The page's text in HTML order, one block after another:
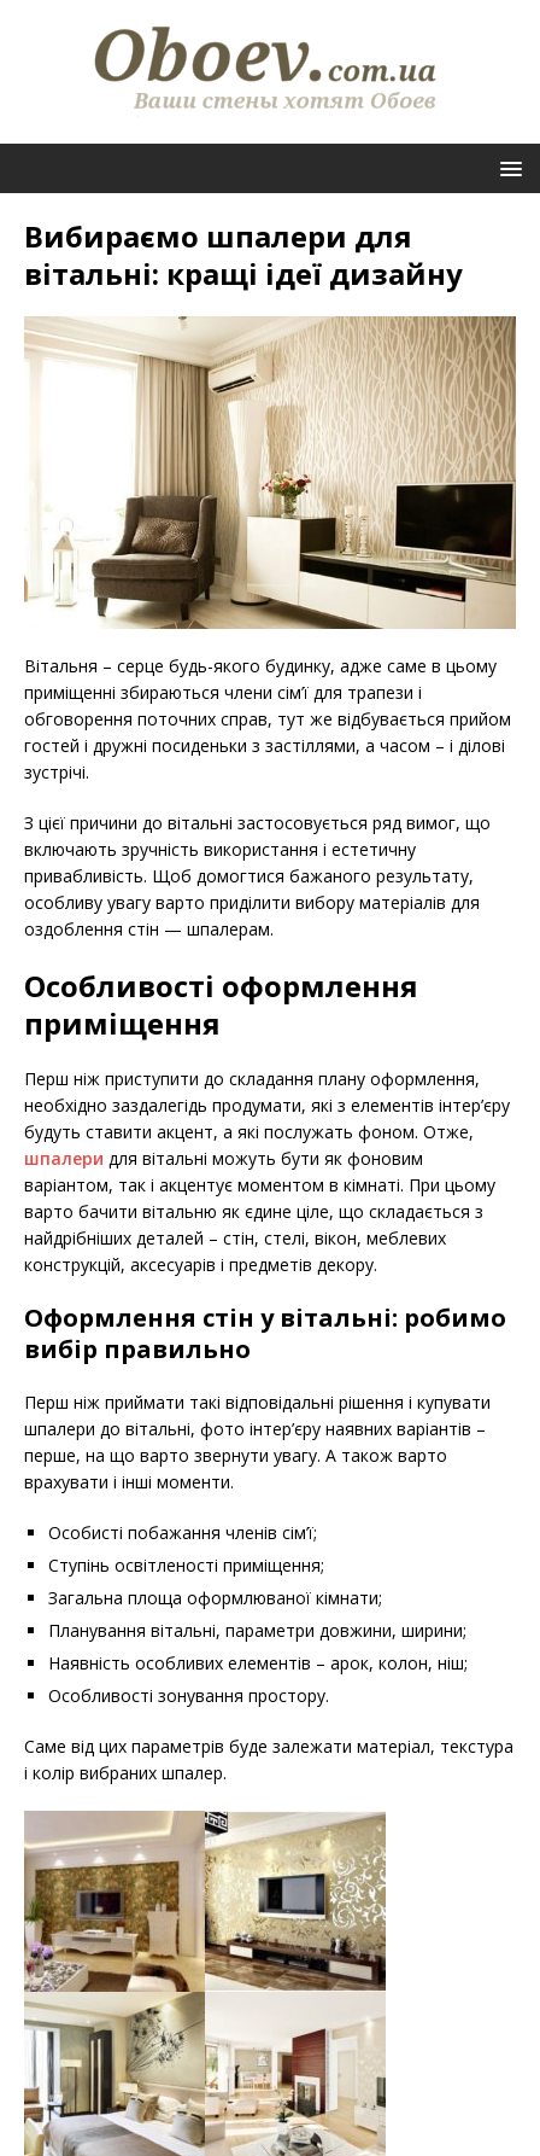
Вибираємо шпалери для
вітальні: кращі ідеї дизайну
Вітальня – серце будь-якого будинку, адже саме в цьому
приміщенні збираються члени сім’ї для трапези і
обговорення поточних справ, тут же відбувається прийом
гостей і дружні посиденьки з застіллями, а часом – і ділові
зустрічі.
З цієї причини до вітальні застосовується ряд вимог, що
включають зручність використання і естетичну
привабливість. Щоб домогтися бажаного результату,
особливу увагу варто приділити вибору матеріалів для
оздоблення стін — шпалерам.
Особливості оформлення
приміщення
Перш ніж приступити до складання плану оформлення,
необхідно заздалегідь продумати, які з елементів інтер’єру
будуть ставити акцент, а які послужать фоном. Отже,
шпалери для вітальні можуть бути як фоновим
варіантом, так і акцентує моментом в кімнаті. При цьому
варто бачити вітальню як єдине ціле, що складається з
найдрібніших деталей – стін, стелі, вікон, меблевих
конструкцій, аксесуарів і предметів декору.
Оформлення стін у вітальні: робимо
вибір правильно
Перш ніж приймати такі відповідальні рішення і купувати
шпалери до вітальні, фото інтер’єру наявних варіантів –
перше, на що варто звернути увагу. А також варто
врахувати і інші моменти.
Особисті побажання членів сім’ї;
Ступінь освітленості приміщення;
Загальна площа оформлюваної кімнати;
Планування вітальні, параметри довжини, ширини;
Наявність особливих елементів – арок, колон, ніш;
Особливості зонування простору.
Саме від цих параметрів буде залежати матеріал, текстура
і колір вибраних шпалер.